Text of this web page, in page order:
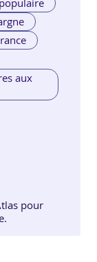
aux
pour